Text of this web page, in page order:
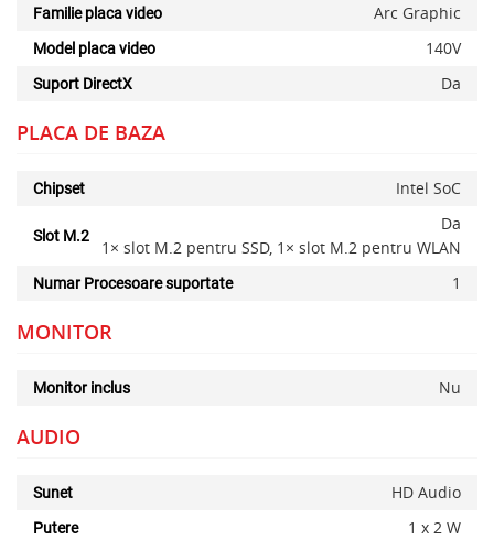
Familie placa video Arc Graphic
Model placa video 140V
Suport DirectX Da
PLACA DE BAZA
Chipset Intel SoC
Slot M.2
Da
1× slot M.2 pentru SSD, 1× slot M.2 pentru WLAN
Numar Procesoare suportate 1
MONITOR
Monitor inclus Nu
AUDIO
Sunet HD Audio
Putere 1 x 2 W
x